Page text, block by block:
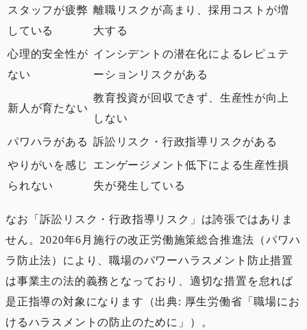
スタッフが疲弊
している
離職リスクが高まり、採用コストが増
大する
心理的安全性が
ない
インシデントの潜在化によるレピュテ
ーションリスクがある
新人が育たない
教育投資が回収できず、生産性が向上
しない
パワハラがある 訴訟リスク・行政指導リスクがある
やりがいを感じ
られない
エンゲージメント低下による生産性損
失が発生している
なお「訴訟リスク・行政指導リスク」は誇張ではありま
せん。2020年6月施行の改正労働施策総合推進法（パワハ
ラ防止法）により、職場のパワーハラスメント防止措置
は事業主の法的義務となっており、適切な措置を怠れば
是正指導の対象になります（出典: 厚生労働省「職場にお
けるハラスメントの防止のために」）。